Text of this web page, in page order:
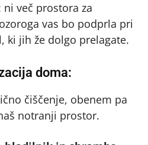
več prostora za
vas bo podprla pri
ki jih že dolgo prelagate.
doma:
čiščenje, obenem pa
notranji prostor.